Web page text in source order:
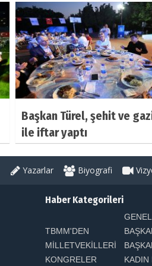
Başkan Türel, şehit ve
ile iftar yaptı
Yazarlar Biyografi
Haber Kategorileri
TBMM'DEN
GENEL
MİLLETVEKİLLERİ
KONGRELER
KADIN